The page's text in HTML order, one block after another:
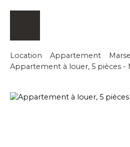
Location Appartement
Appartement à louer, 5 pièces -